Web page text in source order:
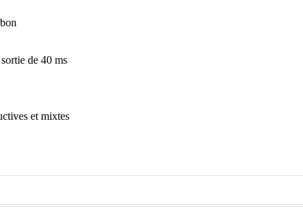
de 40 ms
et mixtes